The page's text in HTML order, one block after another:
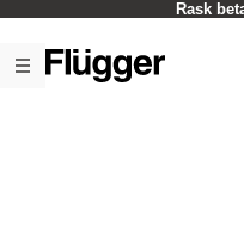
Rask